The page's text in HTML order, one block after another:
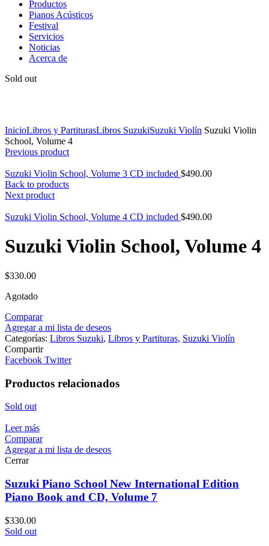
Productos
Pianos Acústicos
Festival
Servicios
Noticias
Acerca de
Sold out
InicioLibros y PartiturasLibros SuzukiSuzuki Violín Suzuki Violin
School, Volume 4
Previous product
Suzuki Violin School, Volume 3 CD included $490.00
Back to products
Next product
Suzuki Violin School, Volume 4 CD included $490.00
Suzuki Violin School, Volume 4
$330.00
Agotado
Comparar
Agregar a mi lista de deseos
Categorías: Libros Suzuki, Libros y Partituras, Suzuki Violín
Compartir
Facebook Twitter
Productos relacionados
Sold out
Leer más
Comparar
Agregar a mi lista de deseos
Cerrar
Suzuki Piano School New International Edition
Piano Book and CD, Volume 7
$330.00
Sold out